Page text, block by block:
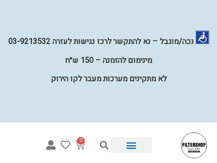
נכה/מוגבל – נא להתקשר לרכז נגישות לעזרה 03-9213532
מינימום להזמנה – 150 ש״ח
לא מתקינים מערכות מעבר לקו הירוק
0